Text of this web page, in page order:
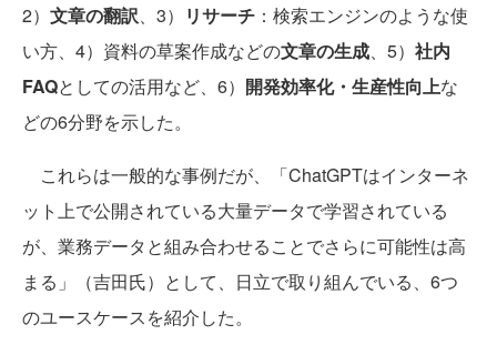
2） 文章の翻訳、3） リサーチ ：検索エンジンのような使
い方、4）資料の草案作成などの文章の生成、5） 社内
FAQとしての活用など、6） 開発効率化・生産性向上な
どの6分野を示した。
これらは一般的な事例だが、「ChatGPTはインターネ
ット上で公開されている大量データで学習されている
が、業務データと組み合わせることでさらに可能性は高
まる」（吉田氏）として、日立で取り組んでいる、6つ
のユースケースを紹介した。